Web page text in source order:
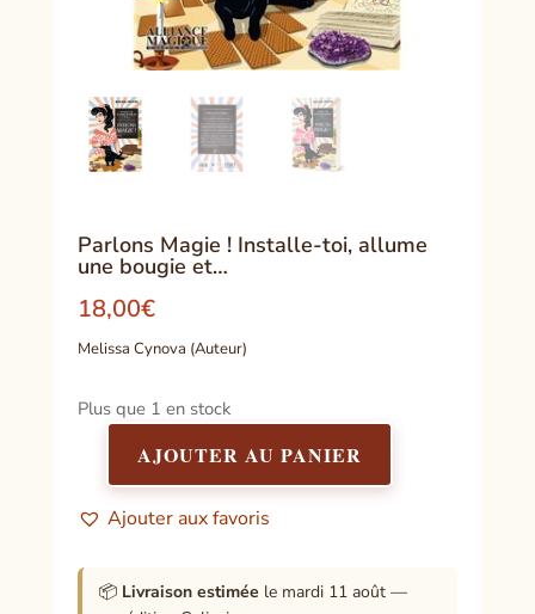
Parlons Magie ! Installe-toi, allume
une bougie et…
18,00€
Melissa Cynova (Auteur)
Plus que 1 en stock
quantité
Parlons
!
Installe-
AJOUTER AU PANIER
Ajouter aux favoris
📦 Livraison estimée le mardi 11 août —